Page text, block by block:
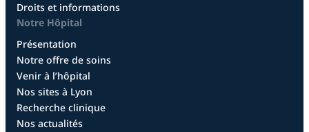
Droits et informations
Notre Hôpital
Présentation
Notre offre de soins
Venir à l’hôpital
Nos sites à Lyon
Recherche clinique
Nos actualités